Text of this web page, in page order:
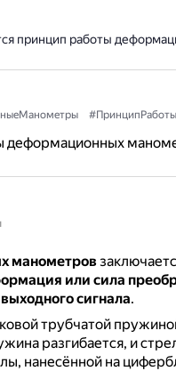
принцип работы
#ПринципРаботы
деформационных
манометров
или сила
сигнала.
трубчатой
разгибается, и
нанесённой на